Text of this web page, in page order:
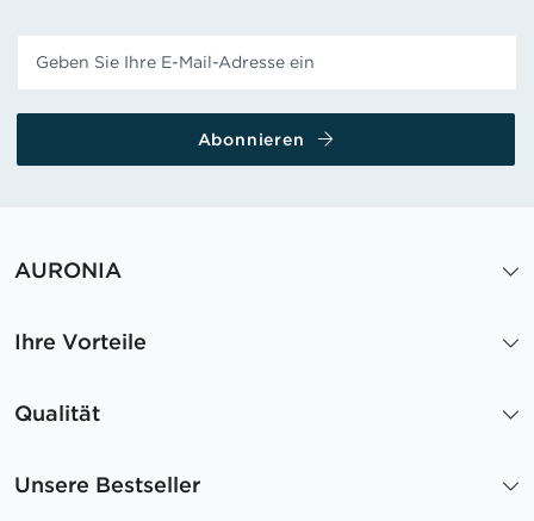
Abonnieren
AURONIA
Ihre Vorteile
Qualität
Unsere Bestseller